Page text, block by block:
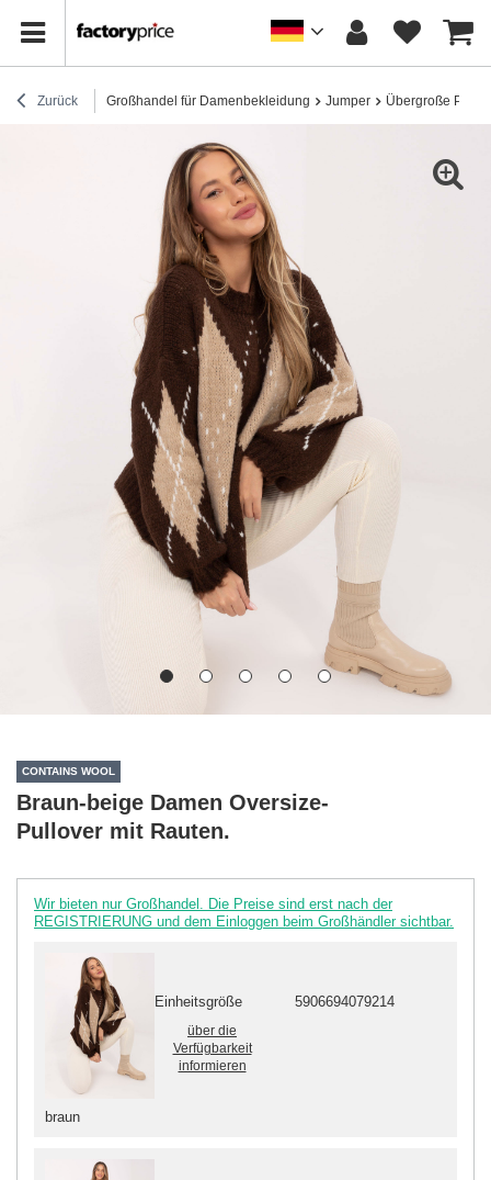
Zurück Großhandel für Damenbekleidung Jumper Übergroße
CONTAINS WOOL
Braun-beige Damen Oversize-
Pullover mit Rauten.
Wir bieten nur Großhandel. Die Preise sind erst nach der
REGISTRIERUNG und dem Einloggen beim Großhändler sichtbar.
braun
Einheitsgröße 5906694079214
über die
Verfügbarkeit
informieren